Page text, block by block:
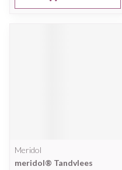
Meridol
meridol® Tandvlees